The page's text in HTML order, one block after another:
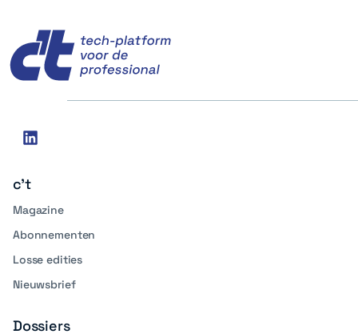
Social
linkedin
c't
Magazine
Abonnementen
Losse edities
Nieuwsbrief
Dossiers